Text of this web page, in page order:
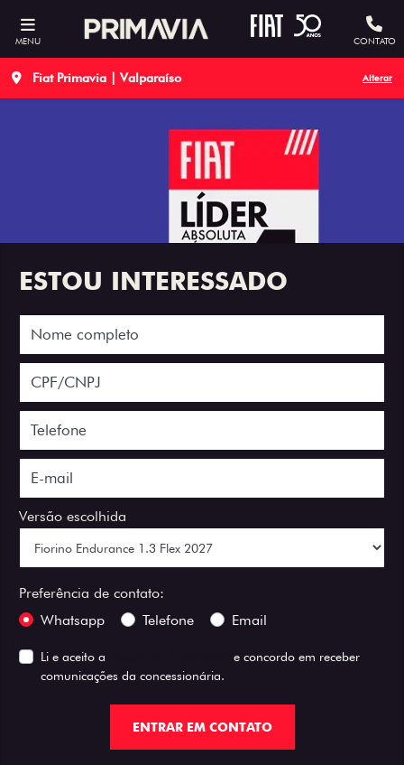
MENU CONTATO
Fiat Primavia | Valparaíso Alterar
ESTOU INTERESSADO
Versão escolhida
Preferência de contato:
Whatsapp
Telefone Email
Li e aceito a
e concordo em receber
comunicações da concessionária.
ENTRAR EM CONTATO